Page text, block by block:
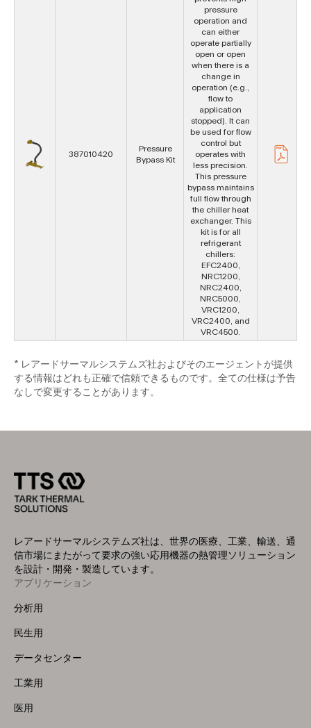
387010420
Pressure
Bypass Kit
pressure
operation and
can either
operate partially
open or open
when there is a
change in
operation (e.g.,
flow to
application
stopped). It can
be used for flow
control but
operates with
less precision.
This pressure
bypass maintains
full flow through
the chiller heat
exchanger. This
kit is for all
refrigerant
chillers:
EFC2400,
NRC1200,
NRC2400,
NRC5000,
VRC1200,
VRC2400, and
VRC4500.
* レアードサーマルシステムズ社およびそのエージェントが提供
する情報はどれも正確で信頼できるものです。全ての仕様は予告
なしで変更することがあります。
レアードサーマルシステムズ社は、世界の医療、工業、輸送、通
信市場にまたがって要求の強い応用機器の熱管理ソリューション
を設計・開発・製造しています。
Footer
Menu
アプリケーション
分析用
民生用
データセンター
工業用
医用